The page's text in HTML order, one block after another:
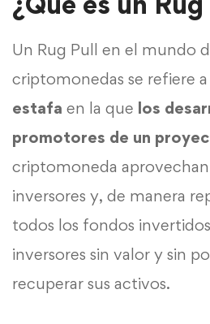
Un Rug Pull en el mundo
criptomonedas se refiere a
estafa en la que los
promotores de un
criptomoneda aprovechan
inversores y, de manera
todos los fondos
inversores sin valor y sin
recuperar sus activos.